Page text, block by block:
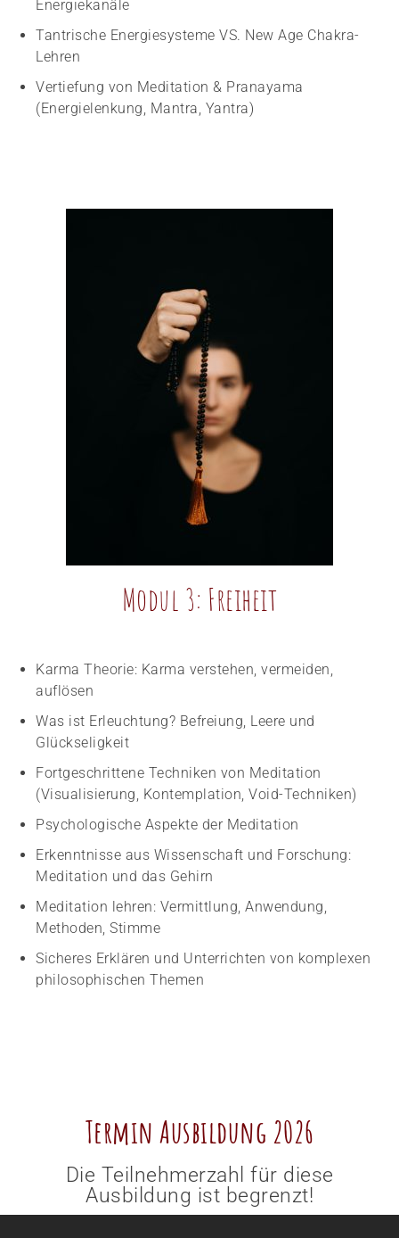
Energiekanäle
Tantrische Energiesysteme VS. New Age Chakra-
Lehren
Vertiefung von Meditation & Pranayama
(Energielenkung, Mantra, Yantra)
Modul 3: Freiheit
Karma Theorie: Karma verstehen, vermeiden,
auflösen
Was ist Erleuchtung? Befreiung, Leere und
Glückseligkeit
Fortgeschrittene Techniken von Meditation
(Visualisierung, Kontemplation, Void-Techniken)
Psychologische Aspekte der Meditation
Erkenntnisse aus Wissenschaft und Forschung:
Meditation und das Gehirn
Meditation lehren: Vermittlung, Anwendung,
Methoden, Stimme
Sicheres Erklären und Unterrichten von komplexen
philosophischen Themen
Termin Ausbildung 2026
Die Teilnehmerzahl für diese
Ausbildung ist begrenzt!